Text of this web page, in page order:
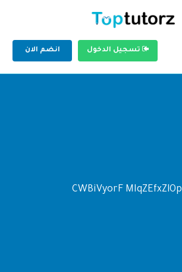
تسجيل الدخول انضم الان
CWBiVyorF MIqZEfxZlOp